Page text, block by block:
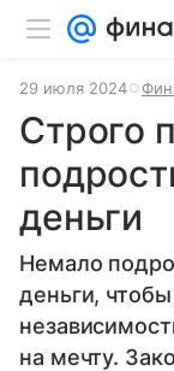
29 июля 2024
Строго
деньги
Немало
деньги,
на мечту.